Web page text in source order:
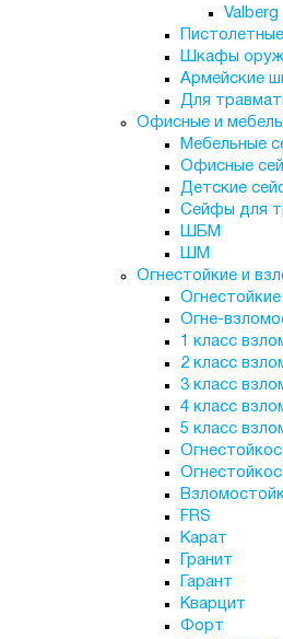
Valberg
Шкафы
Армейские
Для
Офисные и
Мебельные
Офисные
Детские
Сейфы для
ШБМ
ШМ
Огнестойкие и
Огне-
1 класс
2 класс
3 класс
4 класс
5 класс
FRS
Карат
Гранит
Гарант
Кварцит
Форт